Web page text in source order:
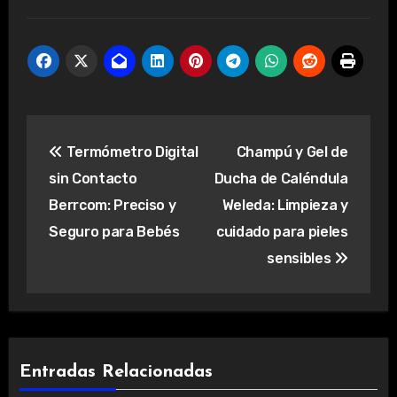
de
entradas
Termómetro Digital
sin Contacto
Berrcom: Preciso y
Seguro para Bebés
Champú y Gel de
Ducha de Caléndula
Weleda: Limpieza y
cuidado para pieles
sensibles
Entradas Relacionadas